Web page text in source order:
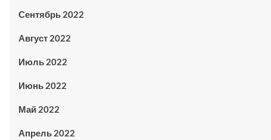
Сентябрь 2022
Август 2022
Июль 2022
Июнь 2022
Май 2022
Апрель 2022